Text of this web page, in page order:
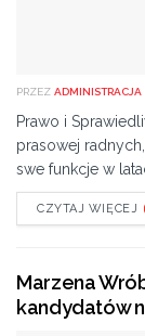
PRZEZ ADMINISTRACJA
Prawo i
prasowej
swe funkcje w
CZYTAJ WIĘCEJ
Marzena
kandydatów